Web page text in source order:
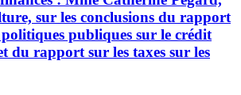
sur les conclusions du rapport
publiques sur le crédit
du rapport sur les taxes sur les